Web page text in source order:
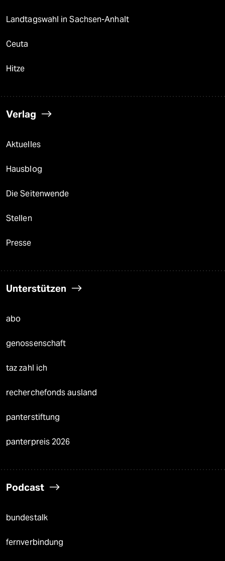
Landtagswahl in Sachsen-Anhalt
Ceuta
Hitze
Verlag
Aktuelles
Hausblog
Die Seitenwende
Stellen
Presse
Unterstützen
abo
genossenschaft
taz zahl ich
recherchefonds ausland
panterstiftung
panterpreis 2026
Podcast
bundestalk
fernverbindung